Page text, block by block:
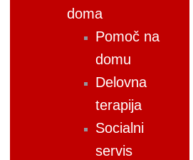
doma
Pomoč na
domu
Delovna
terapija
Socialni
servis